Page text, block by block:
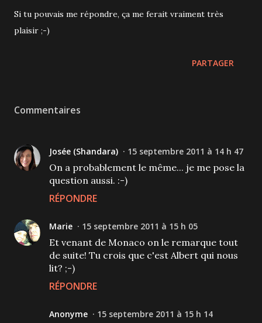
Si tu pouvais me répondre, ça me ferait vraiment très
plaisir ;-)
PARTAGER
Commentaires
Josée (Shandara) 15 septembre 2011 à 14 h 47
On a probablement le même... je me pose la
question aussi. :-)
RÉPONDRE
Marie 15 septembre 2011 à 15 h 05
Et venant de Monaco on le remarque tout
de suite! Tu crois que c'est Albert qui nous
lit? ;-)
RÉPONDRE
Anonyme 15 septembre 2011 à 15 h 14